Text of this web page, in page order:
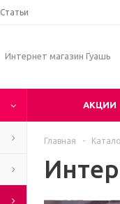
Статьи
Интернет магазин Гуашь
АКЦИИ
Главная -